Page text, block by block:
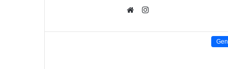
sitesi
Instagram